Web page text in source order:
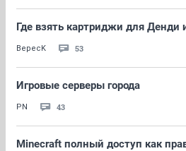
Где взять картриджи для Денди
BepecK 53
Игровые серверы города
PN 43
Minecraft полный доступ как